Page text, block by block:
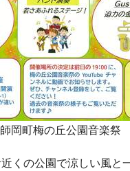
師岡町梅の丘公園音楽祭
くの公園で涼しい風と